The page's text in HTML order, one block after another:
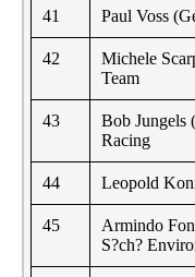
41 Paul Voss
42
Michele
Team
43
Bob Jungels
Racing
44 Leopold
45
Armindo
S?ch?